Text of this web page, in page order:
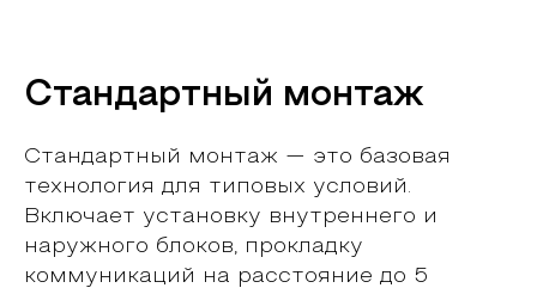
Стандартный монтаж
Стандартный монтаж — это базовая
технология для типовых условий.
Включает установку внутреннего и
наружного блоков, прокладку
коммуникаций на расстояние до 5